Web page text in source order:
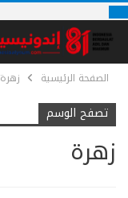
الصفحة الرئيسية زهرة
تصفح الوسم
زهرة